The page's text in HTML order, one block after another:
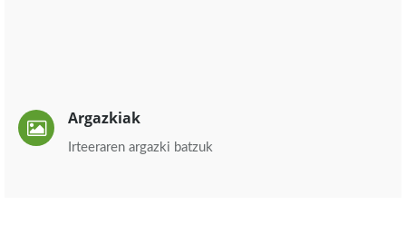
Argazkiak
Irteeraren argazki batzuk